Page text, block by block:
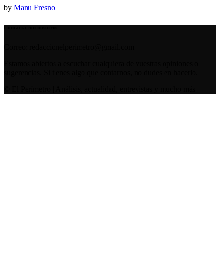
by Manu Fresno